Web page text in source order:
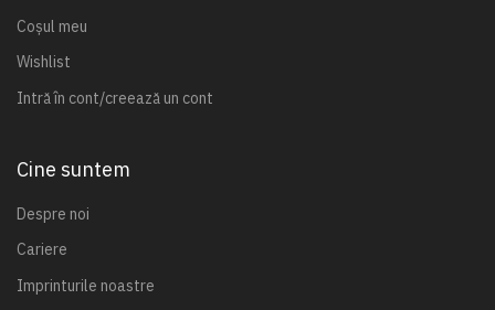
Coșul meu
Wishlist
Intră în cont/creează un cont
Cine suntem
Despre noi
Cariere
Imprinturile noastre